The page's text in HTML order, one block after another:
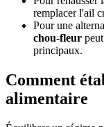
remplacer l'ail
Pour une
chou-fleur
principaux.
Comment
alimentaire